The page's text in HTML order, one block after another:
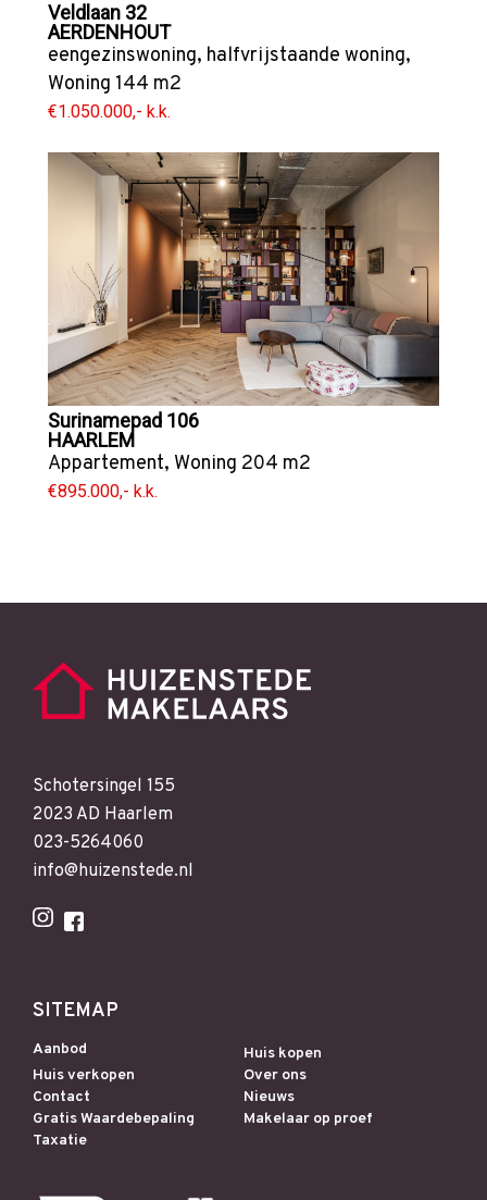
Veldlaan 32
AERDENHOUT
eengezinswoning, halfvrijstaande woning,
Woning 144 m2
€1.050.000,- k.k.
Surinamepad 106
HAARLEM
Appartement, Woning 204 m2
€895.000,- k.k.
Schotersingel 155
2023 AD Haarlem
023-5264060
info@huizenstede.nl
SITEMAP
Aanbod
Huis kopen
Huis verkopen
Over ons
Contact
Nieuws
Gratis Waardebepaling
Makelaar op proef
Taxatie